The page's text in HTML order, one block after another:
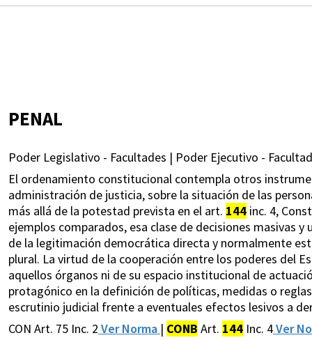
PENAL
Poder Legislativo - Facultades | Poder Ejecutivo -
El ordenamiento constitucional contempla otros
administración de justicia, sobre la situación de las
más allá de la potestad prevista en el art. 144 inc. 4,
ejemplos comparados, esa clase de decisiones masivas
de la legitimación democrática directa y normalmente
plural. La virtud de la cooperación entre los poderes del
aquellos órganos ni de su espacio institucional de
protagónico en la definición de políticas, medidas o
escrutinio judicial frente a eventuales efectos lesivos a
CON Art. 75 Inc. 2 Ver Norma | CONB Art. 144 Inc. 4Ver